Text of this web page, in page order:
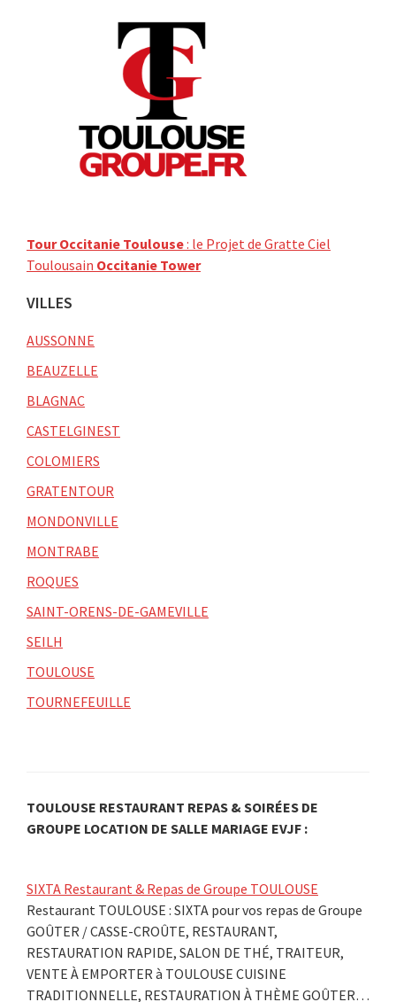
Tour Occitanie Toulouse: le Projet de Gratte Ciel
Toulousain Occitanie Tower
VILLES
AUSSONNE
BEAUZELLE
BLAGNAC
CASTELGINEST
COLOMIERS
GRATENTOUR
MONDONVILLE
MONTRABE
ROQUES
SAINT-ORENS-DE-GAMEVILLE
SEILH
TOULOUSE
TOURNEFEUILLE
TOULOUSE RESTAURANT REPAS & SOIRÉES DE
GROUPE LOCATION DE SALLE MARIAGE EVJF :
SIXTA Restaurant & Repas de Groupe TOULOUSE
Restaurant TOULOUSE : SIXTA pour vos repas de Groupe
GOÛTER / CASSE-CROÛTE, RESTAURANT,
RESTAURATION RAPIDE, SALON DE THÉ, TRAITEUR,
VENTE À EMPORTER à TOULOUSE CUISINE
TRADITIONNELLE, RESTAURATION À THÈME GOÛTER…